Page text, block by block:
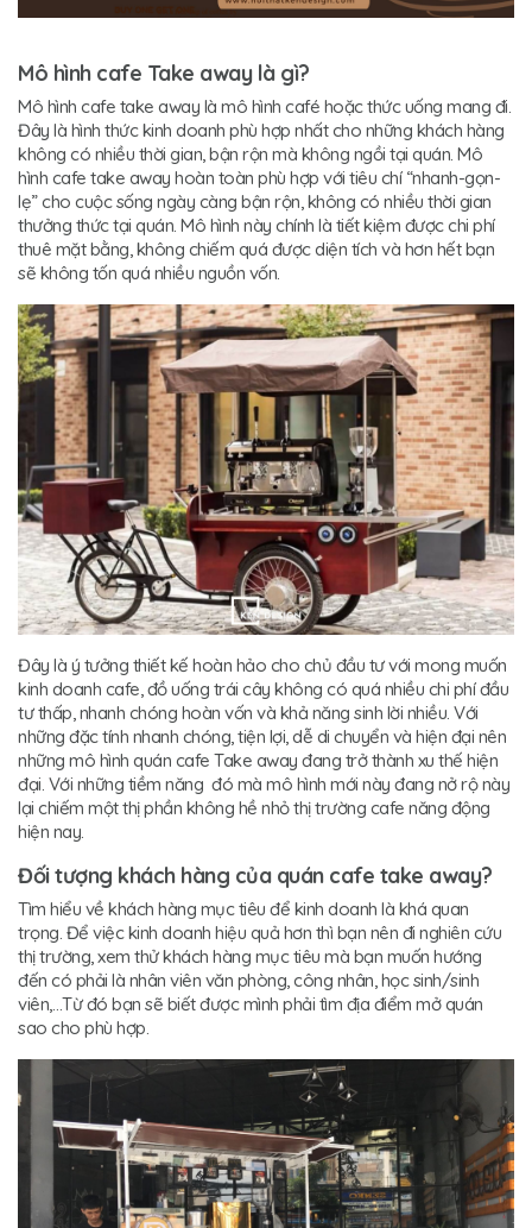
Mô hình cafe Take away là gì?
Mô hình cafe take away là mô hình café hoặc thức uống mang đi.
Đây là hình thức kinh doanh phù hợp nhất cho những khách hàng
không có nhiều thời gian, bận rộn mà không ngồi tại quán. Mô
hình cafe take away hoàn toàn phù hợp với tiêu chí “nhanh-gọn-
lẹ” cho cuộc sống ngày càng bận rộn, không có nhiều thời gian
thưởng thức tại quán. Mô hình này chính là tiết kiệm được chi phí
thuê mặt bằng, không chiếm quá được diện tích và hơn hết bạn
sẽ không tốn quá nhiều nguồn vốn.
Đây là ý tưởng thiết kế hoàn hảo cho chủ đầu tư với mong muốn
kinh doanh cafe, đồ uống trái cây không có quá nhiều chi phí đầu
tư thấp, nhanh chóng hoàn vốn và khả năng sinh lời nhiều. Với
những đặc tính nhanh chóng, tiện lợi, dễ di chuyển và hiện đại nên
những mô hình quán cafe Take away đang trở thành xu thế hiện
đại. Với những tiềm năng đó mà mô hình mới này đang nở rộ này
lại chiếm một thị phần không hề nhỏ thị trường cafe năng động
hiện nay.
Đối tượng khách hàng của quán cafe take away?
Tìm hiểu về khách hàng mục tiêu để kinh doanh là khá quan
trọng. Để việc kinh doanh hiệu quả hơn thì bạn nên đi nghiên cứu
thị trường, xem thử khách hàng mục tiêu mà bạn muốn hướng
đến có phải là nhân viên văn phòng, công nhân, học sinh/sinh
viên,…Từ đó bạn sẽ biết được mình phải tìm địa điểm mở quán
sao cho phù hợp.